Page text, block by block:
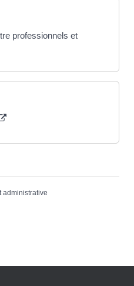
professionnels et
administrative